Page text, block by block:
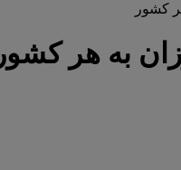
کشور
به هر کشور